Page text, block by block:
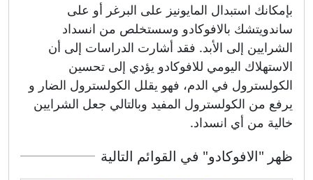
بإمكانك استبدال المايونيز على البرغر أو على
ساندويتشك بالافوكادو وسستخلص من انسداد
الشرايين إلى الأبد. فقد أشارت الدراسات إلى أن
الاستهلاك اليومي للافوكادو يؤدي إلى تحسين
الكولسترول في الدم، فهو يقلل الكولسترول الضار و
يرفع من الكولسترول المفيد وبالتالي جعل الشرايين
خالية من أي انسداد.
ظهر "الافوكادو" في القوائم التالية